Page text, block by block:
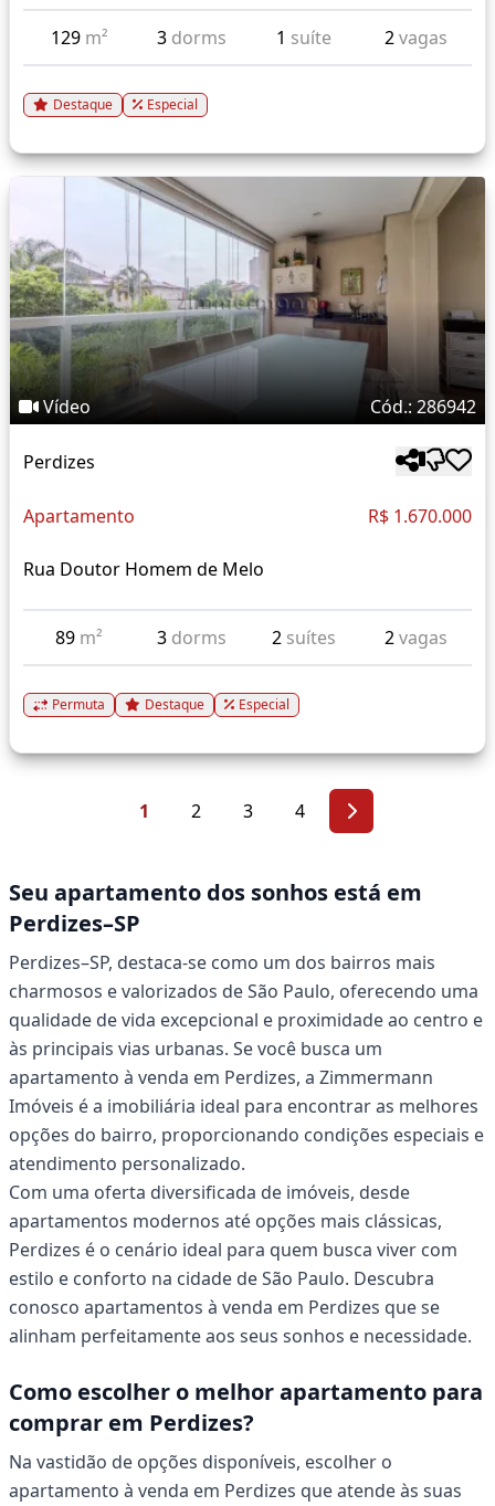
129 m² 3 dorms 1 suíte 2vagas
Destaque Especial
Vídeo Cód.: 286942
Perdizes
Apartamento R$ 1.670.000
Rua Doutor Homem de Melo
89 m² 3 dorms 2 suítes 2vagas
Permuta Destaque Especial
1 2 3 4
Seu apartamento dos sonhos está em
Perdizes–SP
Perdizes–SP, destaca-se como um dos bairros mais
charmosos e valorizados de São Paulo, oferecendo uma
qualidade de vida excepcional e proximidade ao centro e
às principais vias urbanas. Se você busca um
apartamento à venda em Perdizes, a Zimmermann
Imóveis é a imobiliária ideal para encontrar as melhores
opções do bairro, proporcionando condições especiais e
atendimento personalizado.
Com uma oferta diversificada de imóveis, desde
apartamentos modernos até opções mais clássicas,
Perdizes é o cenário ideal para quem busca viver com
estilo e conforto na cidade de São Paulo. Descubra
conosco apartamentos à venda em Perdizes que se
alinham perfeitamente aos seus sonhos e necessidade.
Como escolher o melhor apartamento para
comprar em Perdizes?
Na vastidão de opções disponíveis, escolher o
apartamento à venda em Perdizes que atende às suas